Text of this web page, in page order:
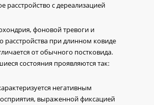
расстройство с дереализацией
фоновой тревоги и
расстройства при длинном ковиде
от обычного постковида.
состояния проявляются так:
негативным
выраженной фиксацией